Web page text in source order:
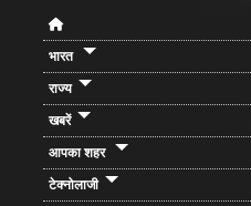
भारत
राज्य
खबरें
आपका शहर
टेक्नोलाजी